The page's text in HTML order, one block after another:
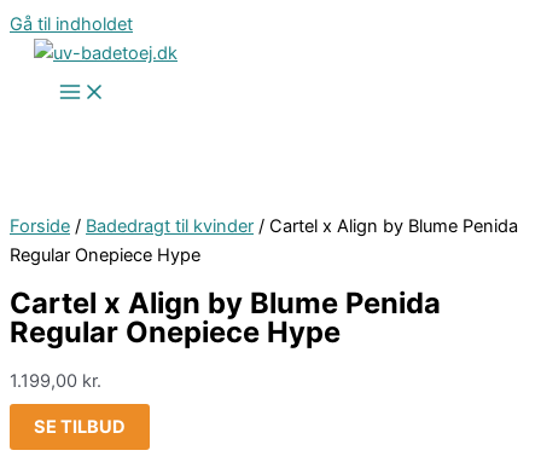
Gå til indholdet
Forside / Badedragt til kvinder / Cartel x Align by Blume Penida
Regular Onepiece Hype
Cartel x Align by Blume Penida
Regular Onepiece Hype
1.199,00 kr.
SE TILBUD